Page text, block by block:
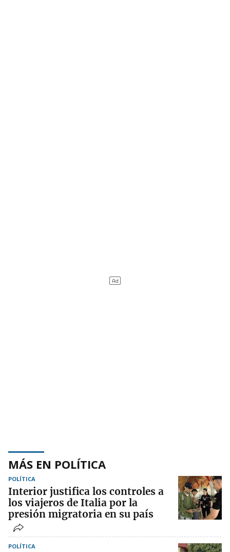
MÁS EN POLÍTICA
POLÍTICA
Interior justifica los controles a
los viajeros de Italia por la
presión migratoria en su país
POLÍTICA